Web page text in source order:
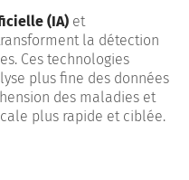
(IA) et
la détection
Ces technologies
plus fine des données
des maladies et
plus rapide et ciblée.